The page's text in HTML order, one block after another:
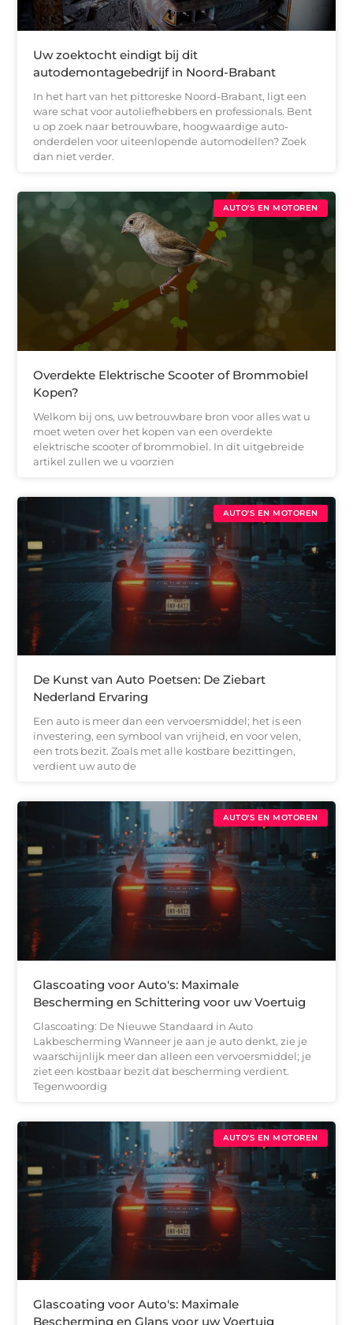
Uw zoektocht eindigt bij dit
autodemontagebedrijf in Noord-Brabant
In het hart van het pittoreske Noord-Brabant, ligt een
ware schat voor autoliefhebbers en professionals. Bent
u op zoek naar betrouwbare, hoogwaardige auto-
onderdelen voor uiteenlopende automodellen? Zoek
dan niet verder.
AUTO'S EN MOTOREN
Overdekte Elektrische Scooter of Brommobiel
Kopen?
Welkom bij ons, uw betrouwbare bron voor alles wat u
moet weten over het kopen van een overdekte
elektrische scooter of brommobiel. In dit uitgebreide
artikel zullen we u voorzien
AUTO'S EN MOTOREN
De Kunst van Auto Poetsen: De Ziebart
Nederland Ervaring
Een auto is meer dan een vervoersmiddel; het is een
investering, een symbool van vrijheid, en voor velen,
een trots bezit. Zoals met alle kostbare bezittingen,
verdient uw auto de
AUTO'S EN MOTOREN
Glascoating voor Auto's: Maximale
Bescherming en Schittering voor uw Voertuig
Glascoating: De Nieuwe Standaard in Auto
Lakbescherming Wanneer je aan je auto denkt, zie je
waarschijnlijk meer dan alleen een vervoersmiddel; je
ziet een kostbaar bezit dat bescherming verdient.
Tegenwoordig
AUTO'S EN MOTOREN
Glascoating voor Auto's: Maximale
Bescherming en Glans voor uw Voertuig